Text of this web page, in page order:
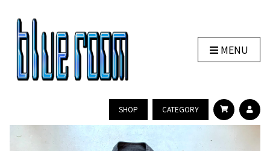
MENU
SHOP CATEGORY